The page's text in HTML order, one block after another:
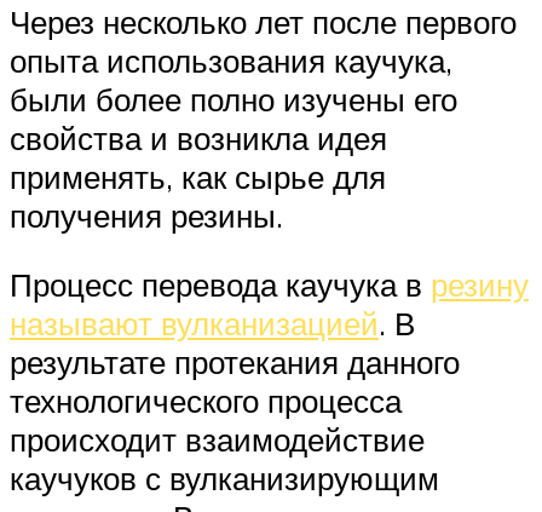
Через несколько лет после первого
опыта использования каучука,
были более полно изучены его
свойства и возникла идея
применять, как сырье для
получения резины.
Процесс перевода каучука в резину
называют вулканизацией. В
результате протекания данного
технологического процесса
происходит взаимодействие
каучуков с вулканизирующим